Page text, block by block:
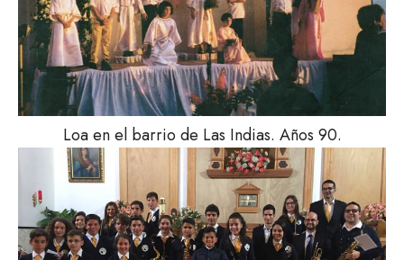
Loa en el barrio de Las Indias. Años 90.